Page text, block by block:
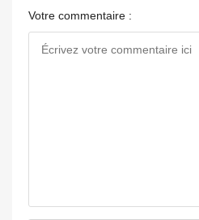
Votre commentaire :